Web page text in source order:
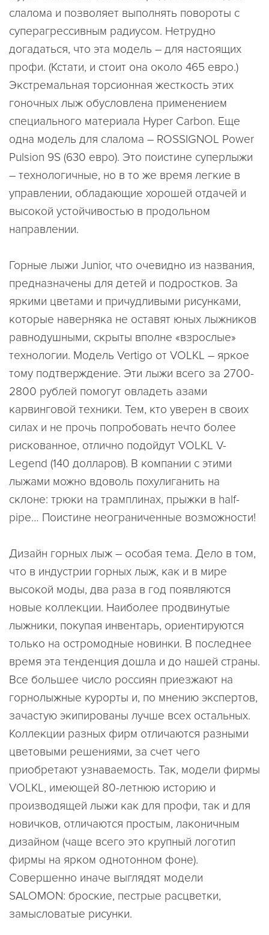
слалома и позволяет выполнять повороты с
суперагрессивным радиусом. Нетрудно
догадаться, что эта модель – для настоящих
профи. (Кстати, и стоит она около 465 евро.)
Экстремальная торсионная жесткость этих
гоночных лыж обусловлена применением
специального материала Hyper Carbon. Еще
одна модель для слалома – ROSSIGNOL Power
Pulsion 9S (630 евро). Это поистине суперлыжи
– технологичные, но в то же время легкие в
управлении, обладающие хорошей отдачей и
высокой устойчивостью в продольном
направлении.
Горные лыжи Junior, что очевидно из названия,
предназначены для детей и подростков. За
яркими цветами и причудливыми рисунками,
которые наверняка не оставят юных лыжников
равнодушными, скрыты вполне «взрослые»
технологии. Модель Vertigo от VOLKL – яркое
тому подтверждение. Эти лыжи всего за 2700-
2800 рублей помогут овладеть азами
карвинговой техники. Тем, кто уверен в своих
силах и не прочь попробовать нечто более
рискованное, отлично подойдут VOLKL V-
Legend (140 долларов). В компании с этими
лыжами можно вдоволь похулиганить на
склоне: трюки на трамплинах, прыжки в half-
pipe… Поистине неограниченные возможности!
Дизайн горных лыж – особая тема. Дело в том,
что в индустрии горных лыж, как и в мире
высокой моды, два раза в год появляются
новые коллекции. Наиболее продвинутые
лыжники, покупая инвентарь, ориентируются
только на остромодные новинки. В последнее
время эта тенденция дошла и до нашей страны.
Все большее число россиян приезжают на
горнолыжные курорты и, по мнению экспертов,
зачастую экипированы лучше всех остальных.
Коллекции разных фирм отличаются разными
цветовыми решениями, за счет чего
приобретают узнаваемость. Так, модели фирмы
VOLKL, имеющей 80-летнюю историю и
производящей лыжи как для профи, так и для
новичков, отличаются простым, лаконичным
дизайном (чаще всего это крупный логотип
фирмы на ярком однотонном фоне).
Совершенно иначе выглядят модели
SALOMON: броские, пестрые расцветки,
замысловатые рисунки.